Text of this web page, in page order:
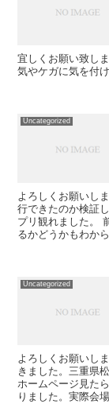
宜しくお願い致し
気やケガに気を付
Uncategorized
よろしくお願いし
行できたのか検証
プリ観れました。
るかどうかもわから
Uncategorized
よろしくお願いし
きました。三重県
ホームページ見た
りました。実際会